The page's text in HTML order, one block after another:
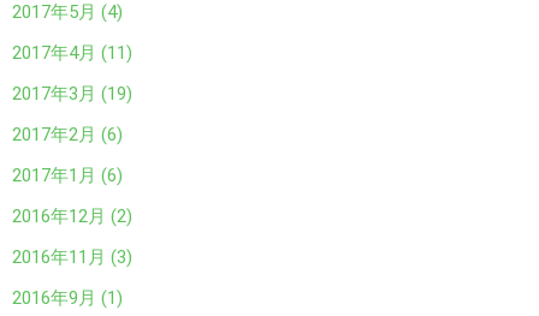
2017年5月 (4)
2017年4月 (11)
2017年3月 (19)
2017年2月 (6)
2017年1月 (6)
2016年12月 (2)
2016年11月 (3)
2016年9月 (1)